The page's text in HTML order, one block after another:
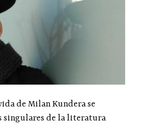
de Milan Kundera se
singulares de la literatura